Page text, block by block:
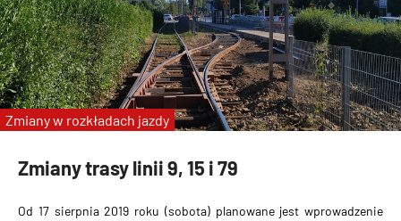
Zmiany trasy linii 9, 15 i 79
Od 17 sierpnia 2019 roku (sobota) planowane jest wprowadzenie
Zmiany w rozkładach jazdy